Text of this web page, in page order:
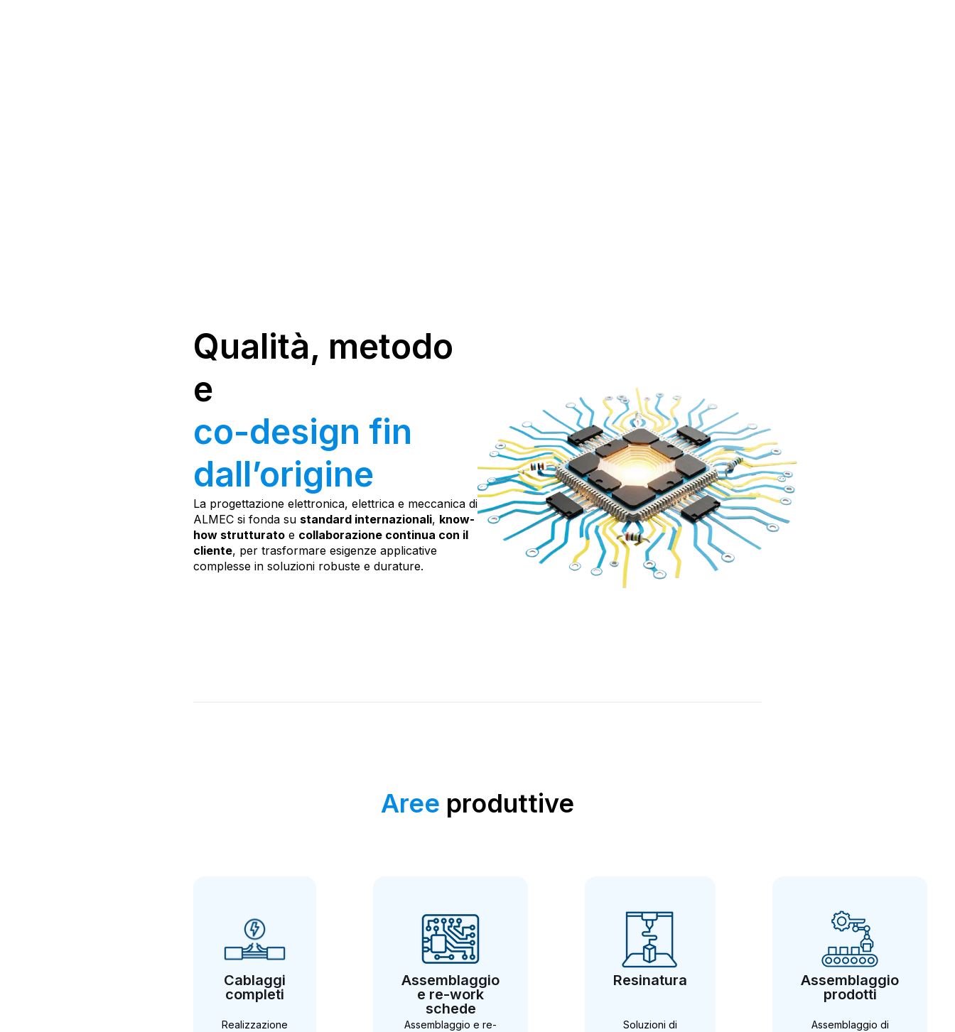
Qualità, metodo
e
co-design fin
dall’origine
La progettazione elettronica, elettrica e meccanica di
ALMEC si fonda su standard internazionali, know-
how strutturato e collaborazione continua con il
cliente, per trasformare esigenze applicative
complesse in soluzioni robuste e durature.
Aree produttive
Cablaggi
completi
Realizzazione
Assemblaggio
e re-work
schede
elettroniche
Assemblaggio e re-
Resinatura
Soluzioni di
Assemblaggio
prodotti
Assemblaggio di